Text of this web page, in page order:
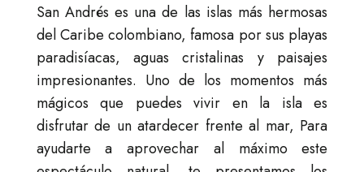
San Andrés es una de las islas más hermosas
del Caribe colombiano, famosa por sus playas
paradisíacas, aguas cristalinas y paisajes
impresionantes. Uno de los momentos más
mágicos que puedes vivir en la isla es
disfrutar de un atardecer frente al mar, Para
ayudarte a aprovechar al máximo este